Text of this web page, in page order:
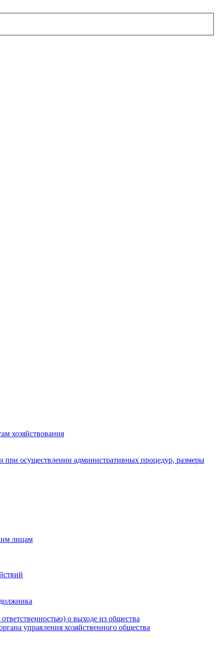
хозяйствования
осуществлении административных процедур, размеры
лицам
о выходе из общества
управления хозяйственного общества